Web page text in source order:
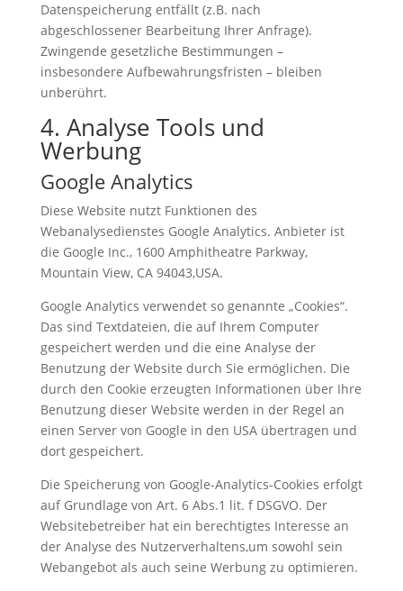
Datenspeicherung entfällt (z.B. nach
abgeschlossener Bearbeitung Ihrer Anfrage).
Zwingende gesetzliche Bestimmungen –
insbesondere Aufbewahrungsfristen – bleiben
unberührt.
4. Analyse Tools und
Werbung
Google Analytics
Diese Website nutzt Funktionen des
Webanalysedienstes Google Analytics. Anbieter ist
die Google Inc., 1600 Amphitheatre Parkway,
Mountain View, CA 94043,USA.
Google Analytics verwendet so genannte „Cookies“.
Das sind Textdateien, die auf Ihrem Computer
gespeichert werden und die eine Analyse der
Benutzung der Website durch Sie ermöglichen. Die
durch den Cookie erzeugten Informationen über Ihre
Benutzung dieser Website werden in der Regel an
einen Server von Google in den USA übertragen und
dort gespeichert.
Die Speicherung von Google-Analytics-Cookies erfolgt
auf Grundlage von Art. 6 Abs.1 lit. f DSGVO. Der
Websitebetreiber hat ein berechtigtes Interesse an
der Analyse des Nutzerverhaltens,um sowohl sein
Webangebot als auch seine Werbung zu optimieren.